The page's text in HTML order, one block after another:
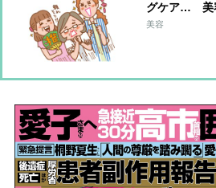
グケア… 美
肌にマストな
美容